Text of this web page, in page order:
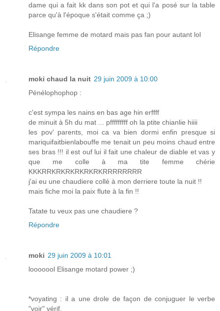
dame qui a fait kk dans son pot et qui l'a posé sur la table
parce qu'à l'époque s'était comme ça ;)
Elisange femme de motard mais pas fan pour autant lol
Répondre
moki chaud la nuit 29 juin 2009 à 10:00
Pénélophophop :
c'est sympa les nains en bas age hin erffff
de minuit à 5h du mat ... pfffffffff oh la ptite chianlie hiiii
les pov' parents, moi ca va bien dormi enfin presque si
mariquifaitbienlabouffe me tenait un peu moins chaud entre
ses bras !!! il est ouf lui il fait une chaleur de diable et vas y
que me colle à ma tite femme chérie
KKKRRKRKRKRKRKRKRRRRRRRR
j'ai eu une chaudiere collé à mon derriere toute la nuit !!
mais fiche moi la paix flute à la fin !!
Tatate tu veux pas une chaudiere ?
Répondre
moki 29 juin 2009 à 10:01
looooool Elisange motard power ;)
*voyating : il a une drole de façon de conjuguer le verbe
"voir" vérif.